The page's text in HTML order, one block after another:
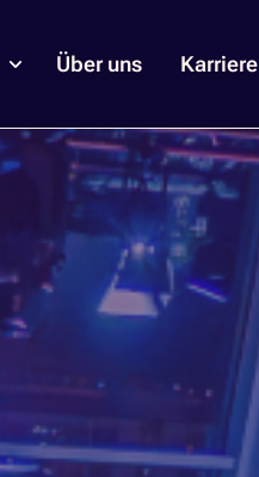
Über uns Karriere